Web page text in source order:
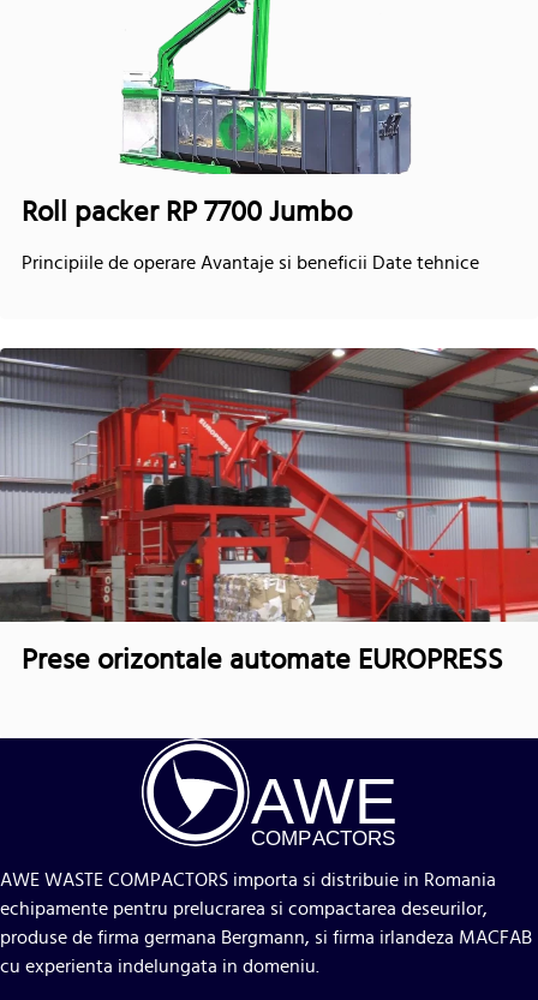
Roll packer RP 7700 Jumbo
Principiile de operare Avantaje si beneficii Date tehnice
Prese orizontale automate EUROPRESS
A WE
COMP ACTORS
AWE WASTE COMPACTORS importa si distribuie in Romania
echipamente pentru prelucrarea si compactarea deseurilor,
produse de firma germana Bergmann, si firma irlandeza MACFAB
cu experienta indelungata in domeniu.